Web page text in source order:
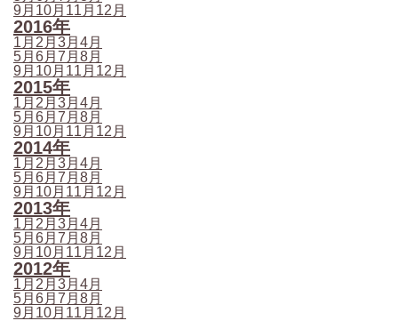
9月 10月 11月 12月
2016年
1月 2月 3月 4月
5月 6月 7月 8月
9月 10月 11月 12月
2015年
1月 2月 3月 4月
5月 6月 7月 8月
9月 10月 11月 12月
2014年
1月 2月 3月 4月
5月 6月 7月 8月
9月 10月 11月 12月
2013年
1月 2月 3月 4月
5月 6月 7月 8月
9月 10月 11月 12月
2012年
1月 2月 3月 4月
5月 6月 7月 8月
9月 10月 11月 12月